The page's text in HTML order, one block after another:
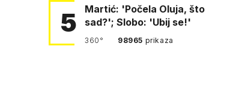
5
Martić: 'Počela Oluja, što
sad?'; Slobo: 'Ubij se!'
360° 98965 prikaza